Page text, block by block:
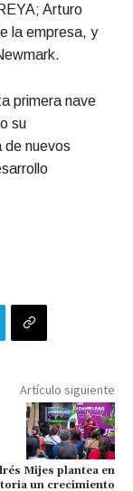
Arturo
la empresa, y
primera nave
su
de nuevos
Artículo siguiente
Mijes plantea en
un crecimiento